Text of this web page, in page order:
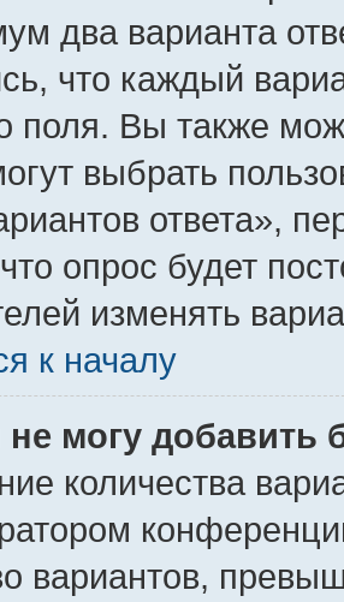
два варианта
что каждый
поля. Вы также
выбрать
ответа»,
что опрос будет
изменять
к началу
могу добавить
количества
вариантов,